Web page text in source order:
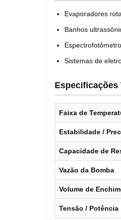
Evaporadores
Banhos
Sistemas de
Especificações
Faixa de
Estabilidade /
Capacidade de
Vazão da Bomba
Volume de
Tensão / Potência